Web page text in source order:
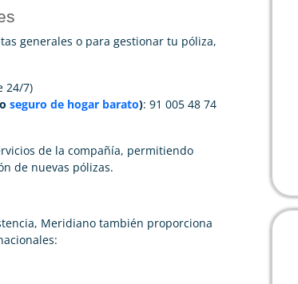
generales o para gestionar tu póliza,
24/7)
o seguro de hogar barato): 91 005 48 74
de la compañía, permitiendo
de nuevas pólizas.
Meridiano también proporciona